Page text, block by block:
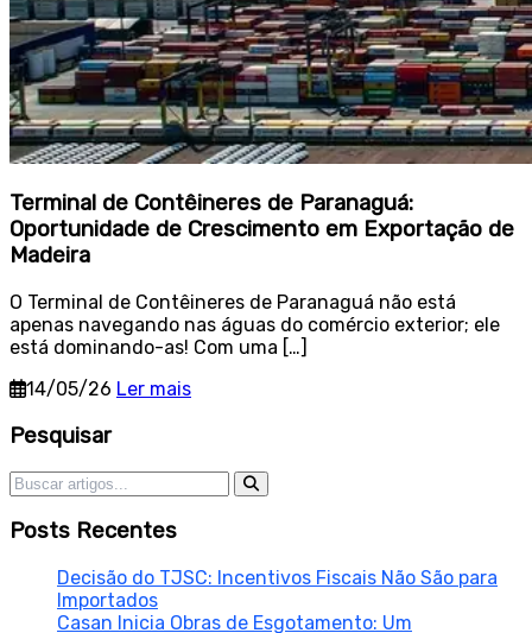
Terminal de Contêineres de Paranaguá:
Oportunidade de Crescimento em Exportação de
Madeira
O Terminal de Contêineres de Paranaguá não está
apenas navegando nas águas do comércio exterior; ele
está dominando-as! Com uma […]
14/05/26 Ler mais
Sidebar
Pesquisar
Pesquisar por:
Posts Recentes
Decisão do TJSC: Incentivos Fiscais Não São para
Importados
Casan Inicia Obras de Esgotamento: Um